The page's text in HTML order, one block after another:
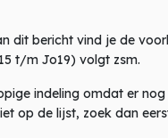
dit bericht vind je de
t/m Jo19) volgt zsm.
indeling omdat er
op de lijst, zoek dan